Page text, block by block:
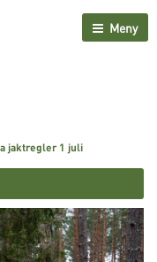
Meny
jaktregler 1 juli